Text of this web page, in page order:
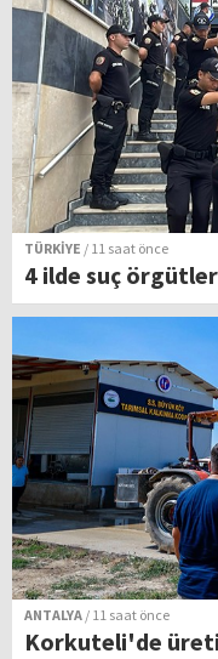
TÜRKİYE / 11 saat önce
4 ilde suç
ANTALYA / 11 saat önce
Korkuteli'de